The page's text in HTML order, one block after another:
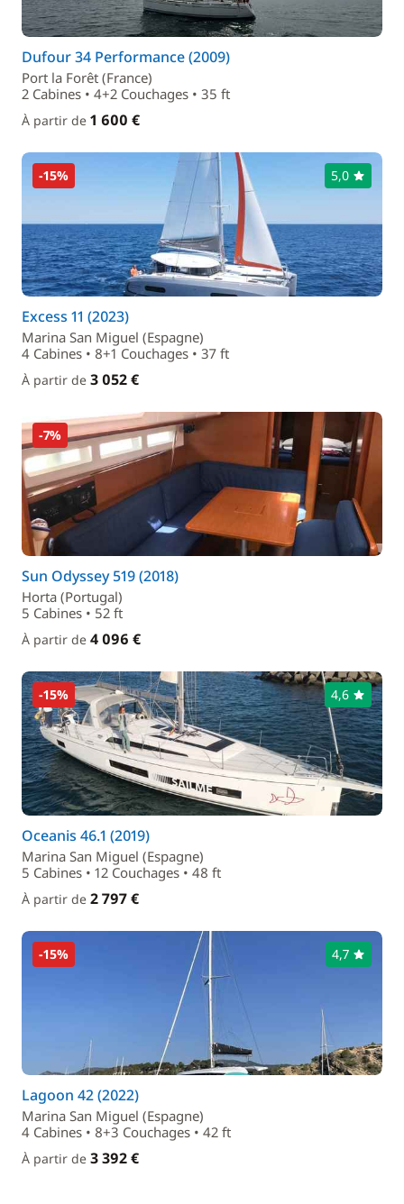
Dufour 34 Performance (2009)
Port la Forêt (France)
2 Cabines • 4+2 Couchages • 35 ft
À partir de 1 600 €
-15% 5,0
Excess 11 (2023)
Marina San Miguel (Espagne)
4 Cabines • 8+1 Couchages • 37 ft
À partir de 3 052 €
-7%
Sun Odyssey 519 (2018)
Horta (Portugal)
5 Cabines • 52 ft
À partir de 4 096 €
-15% 4,6
Oceanis 46.1 (2019)
Marina San Miguel (Espagne)
5 Cabines • 12 Couchages • 48 ft
À partir de 2 797 €
-15% 4,7
Lagoon 42 (2022)
Marina San Miguel (Espagne)
4 Cabines • 8+3 Couchages • 42 ft
À partir de 3 392 €